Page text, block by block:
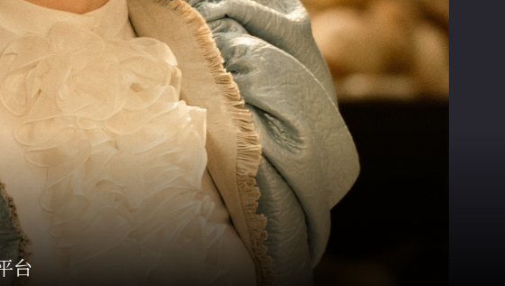
台